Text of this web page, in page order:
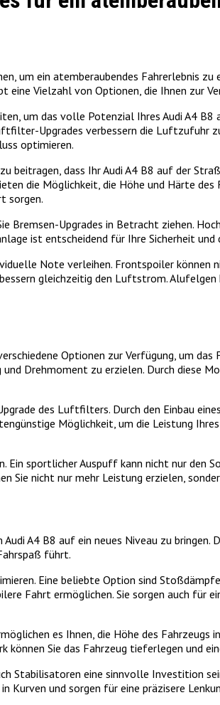
um ein atemberaubendes Fahrerlebnis
eine Vielzahl von Optionen, die Ihnen zur
um das volle Potenzial Ihres Audi A4
Upgrades verbessern die
optimieren.
beitragen, dass Ihr Audi A4 B8 auf der
die Möglichkeit, die Höhe und Härte
sorgen.
Bremsen-Upgrades in Betracht ziehen.
ist entscheidend für Ihre Sicherheit und
Note verleihen. Frontspoiler können
gleichzeitig den Luftstrom.
Optionen zur Verfügung, um
Drehmoment zu erzielen. Durch diese
des Luftfilters. Durch den Einbau
Möglichkeit, um die Leistung
sportlicher Auspuff kann nicht nur den
nicht nur mehr Leistung erzielen,
A4 B8 auf ein neues Niveau zu
führt.
Eine beliebte Option sind
Fahrt ermöglichen. Sie sorgen auch für
es Ihnen, die Höhe des
können Sie das Fahrzeug tieferlegen und
Stabilisatoren eine sinnvolle Investition
Kurven und sorgen für eine präzisere